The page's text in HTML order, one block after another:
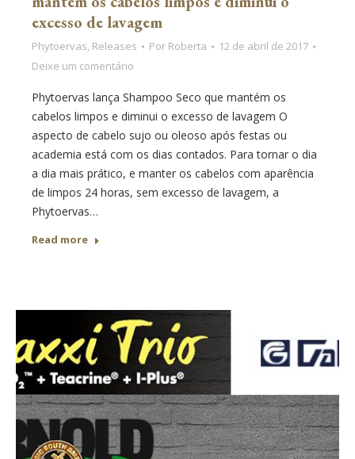
excesso de lavagem
Phytoervas, Releases Por Roberta
12 de abril de 2017
Deixe um comentário
Phytoervas lança Shampoo Seco que mantém os
cabelos limpos e diminui o excesso de lavagem O
aspecto de cabelo sujo ou oleoso após festas ou
academia está com os dias contados. Para tornar o dia
a dia mais prático, e manter os cabelos com aparência
de limpos 24 horas, sem excesso de lavagem, a
Phytoervas…
Read more